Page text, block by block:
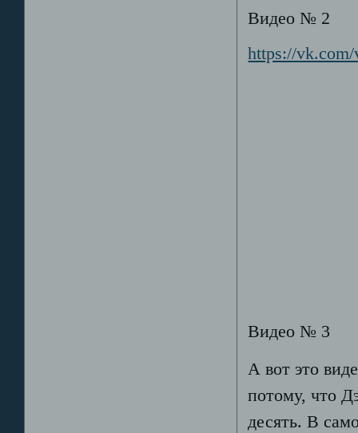
Видео № 2
https://vk.com/
Видео № 3
А вот это
потому, что
десять. В